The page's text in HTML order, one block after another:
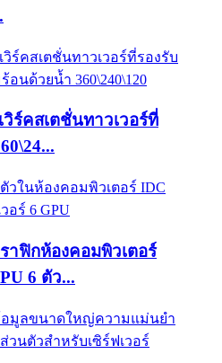
วิร์คสเตชั่นทาวเวอร์ที่
าฟิกห้องคอมพิวเตอร์
6 ตัว...